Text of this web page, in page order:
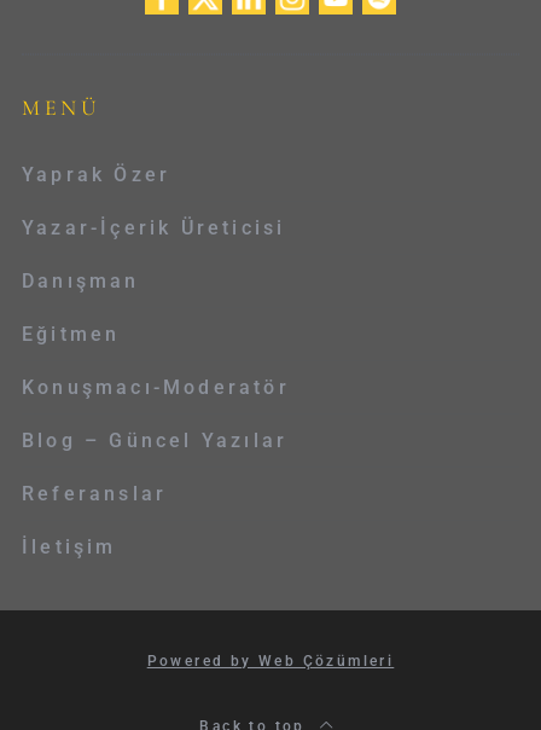
MENÜ
Yaprak Özer
Yazar-İçerik Üreticisi
Danışman
Eğitmen
Konuşmacı-Moderatör
Blog – Güncel Yazılar
Referanslar
İletişim
Powered by Web Çözümleri